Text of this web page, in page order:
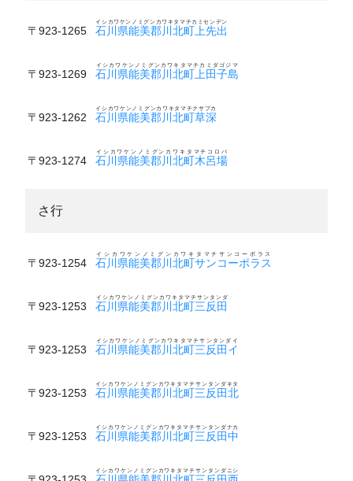
〒923-1265 石川県能美郡川北町上先出
イシカワケンノミグンカワキタマチカミセンデン
〒923-1269 石川県能美郡川北町上田子島
イシカワケンノミグンカワキタマチカミダゴジマ
〒923-1262 石川県能美郡川北町草深
イシカワケンノミグンカワキタマチクサブカ
〒923-1274 石川県能美郡川北町木呂場
イシカワケンノミグンカワキタマチコロバ
さ行
〒923-1254 石川県能美郡川北町サンコーポラス
イシカワケンノミグンカワキタマチサンコーポラス
〒923-1253 石川県能美郡川北町三反田
イシカワケンノミグンカワキタマチサンタンダ
〒923-1253 石川県能美郡川北町三反田イ
イシカワケンノミグンカワキタマチサンタンダイ
〒923-1253 石川県能美郡川北町三反田北
イシカワケンノミグンカワキタマチサンタンダキタ
〒923-1253 石川県能美郡川北町三反田中
イシカワケンノミグンカワキタマチサンタンダナカ
イシカワケンノミグンカワキタマチサンタンダニシ